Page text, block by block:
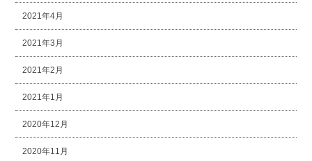
2021年4月
2021年3月
2021年2月
2021年1月
2020年12月
2020年11月